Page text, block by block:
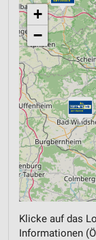
+
−
Klicke auf das
Informationen